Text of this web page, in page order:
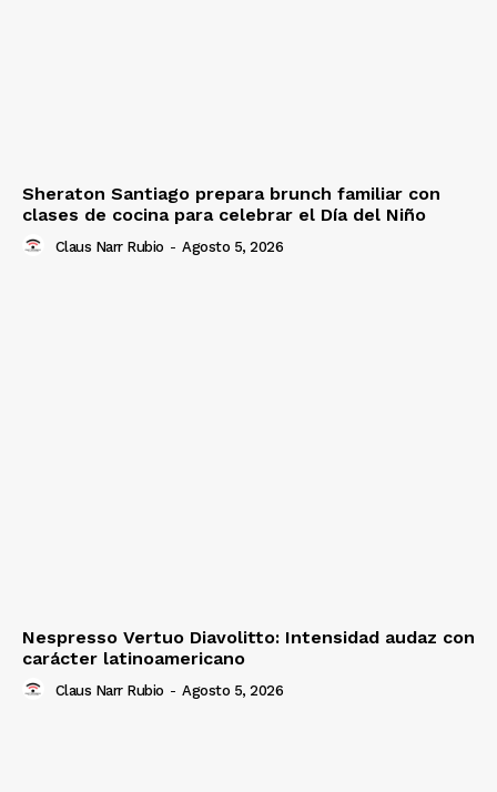
Sheraton Santiago prepara brunch familiar con
clases de cocina para celebrar el Día del Niño
Claus Narr Rubio - Agosto 5, 2026
Nespresso Vertuo Diavolitto: Intensidad audaz con
carácter latinoamericano
Claus Narr Rubio - Agosto 5, 2026